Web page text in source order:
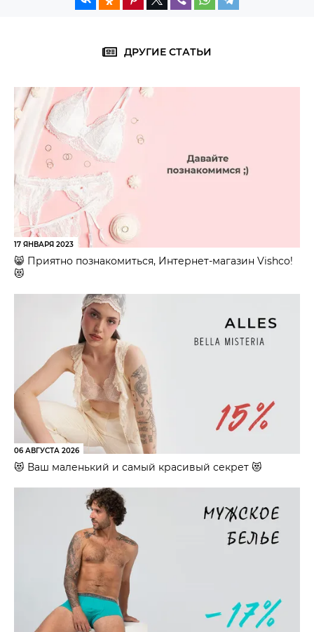
ДРУГИЕ СТАТЬИ
17 ЯНВАРЯ 2023
😸 Приятно познакомиться, Интернет-магазин Vishco!
😻
06 АВГУСТА 2026
😻 Ваш маленький и самый красивый секрет 😻